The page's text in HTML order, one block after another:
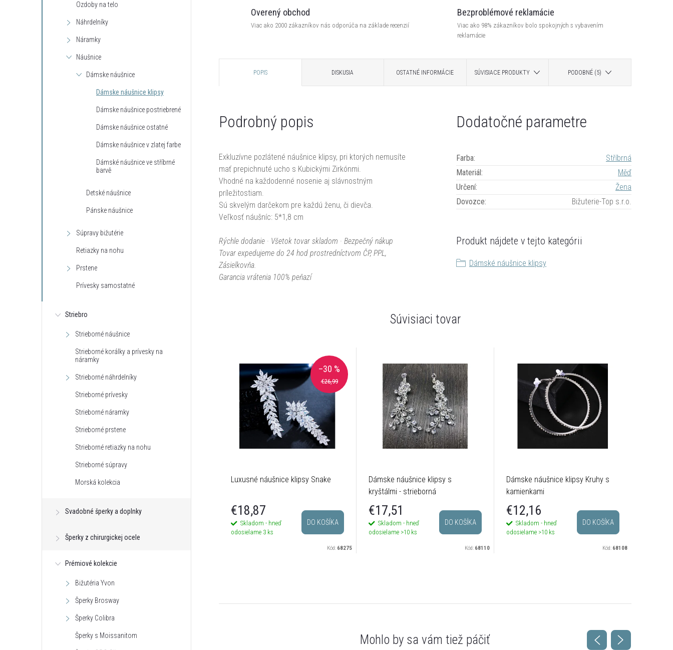
Ozdoby na telo
Náhrdelníky
Náramky
Náušnice
Dámske náušnice
Dámske náušnice klipsy
Dámske náušnice postriebrené
Dámske náušnice ostatné
Dámske náušnice v zlatej farbe
Dámské náušnice ve stříbrné
barvě
Detské náušnice
Pánske náušnice
Súpravy bižutérie
Retiazky na nohu
Prstene
Prívesky samostatné
Striebro
Strieborné náušnice
Strieborné korálky a prívesky na
náramky
Strieborné náhrdelníky
Strieborné prívesky
Strieborné náramky
Strieborné prstene
Strieborné retiazky na nohu
Strieborné súpravy
Morská kolekcia
Svadobné šperky a doplnky
Šperky z chirurgickej ocele
Prémiové kolekcie
Bižutéria Yvon
Šperky Brosway
Šperky Colibra
Šperky s Moissanitom
Overený obchod
Viac ako 2000 zákazníkov nás odporúča na základe recenzií
Bezproblémové reklamácie
Viac ako 98% zákazníkov bolo spokojných s vybavením
reklamácie
POPIS DISKUSIA OSTATNÉ INFORMÁCIE SÚVISIACE PRODUKTY PODOBNÉ (5)
Podrobný popis
Exkluzívne pozlátené náušnice klipsy, pri ktorých nemusíte
mať prepichnuté ucho s Kubickými Zirkónmi.
Vhodné na každodenné nosenie aj slávnostným
príležitostiam.
Sú skvelým darčekom pre každú ženu, či dievča.
Veľkosť náušníc: 5*1,8 cm
Rýchle dodanie · Všetok tovar skladom · Bezpečný nákup
Tovar expedujeme do 24 hod prostredníctvom ČP, PPL,
Zásielkovňa.
Garancia vrátenia 100% peňazí
Dodatočné parametre
Farba:
Stříbrná
Materiál:
Měď
Určení:
Žena
Dovozce: Bižuterie-Top s.r.o.
Produkt nájdete v tejto kategórii
Dámské náušnice klipsy
Súvisiaci tovar
€26,99
–30 %
Luxusné náušnice klipsy Snake
€18,87
Skladom - hneď
odosielame 3 ks
DO KOŠÍKA
Kód: 68275
Dámske náušnice klipsy s
kryštálmi - strieborná
€17,51
Skladom - hneď
odosielame >10 ks
DO KOŠÍKA
Kód: 68110
Dámske náušnice klipsy Kruhy s
kamienkami
€12,16
Skladom - hneď
odosielame >10 ks
DO KOŠÍKA
Kód: 68108